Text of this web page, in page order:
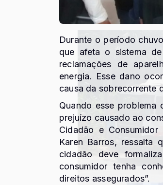
Durante o período
que afeta o sistema
reclamações de
energia. Esse dano
causa da sobrecorrente
Quando esse problema
prejuízo causado ao
Cidadão e
Karen Barros, ressalta
cidadão deve
consumidor tenha
direitos assegurados”.